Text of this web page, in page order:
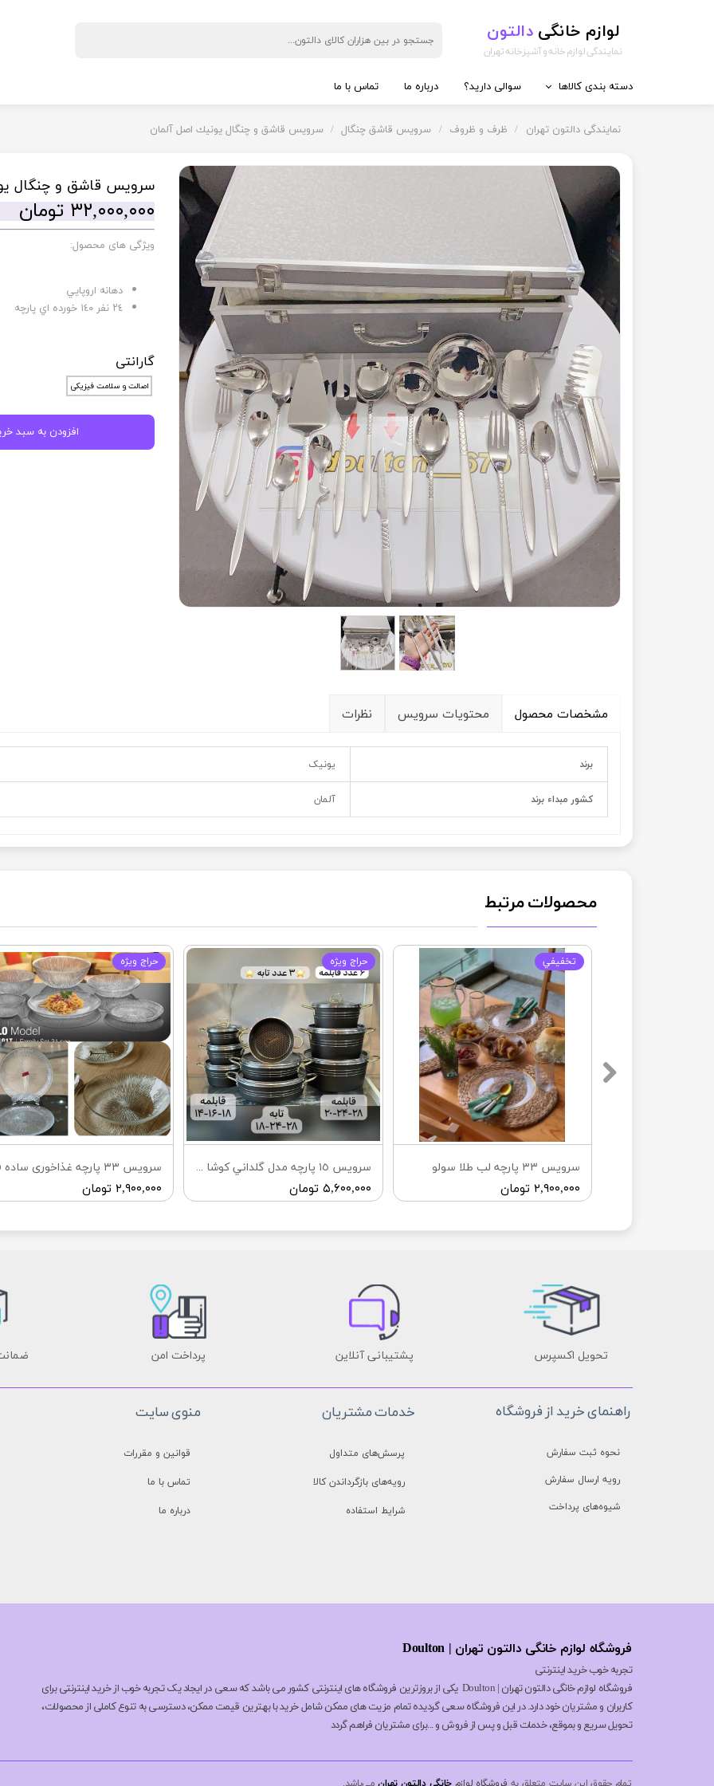
نمایندگی لوازم خانه و آشپزخانه تهران
لوازم خانگی دالتون
دسته بندی کالاها
◼️ آماده سازی غذا
مخلوط کن
خردکن
غذاساز
همزن
چرخ گوشت
سالاد ساز
آسیاب
◼️ تهیه و نگهداری نوشیدنی
آب سردکن
قهوه ساز
اسپرسوساز
کتری قوری
آبمیوه گیری
◼️ پخت و پز
کباب پز
سرخ کن
زودپر
آون توستر
گریل
◼️ لوازم منزل
جارو
بخار شوی
چرخ خیاطی
◼️ تجهیزات آشپرخانه
اجاق گاز مبله
اجاق گاز صفحه ای
هود آشپزخانه
فر توکار
◼️ ظرف و ظروف
قابلمه
سوالی دارید؟ درباره ما تماس با ما
نمایندگی دالتون تهران ظرف و ظروف سرویس قاشق چنگال سرويس قاشق و چنگال يونيك اصل آلمان
سرويس قاشق و چنگال
۳۲,۰۰۰,۰۰۰ تومان
ویژگی های محصول:
دهانه اروپايي
٢٤ نفر ١٤٠ خورده اي پارچه
گارانتی
اصالت و سلامت فیزیکی
افزودن به سبد
مشخصات محصول محتویات سرویس نظرات
برند یونیک
کشور مبداء برند آلمان
محصولات مرتبط
۲,۹۰۰,۰۰۰ تومان
حراج ويژه
سرويس ١٥ پارچه مدل گلداني كوشا ٣ تابه
۵,۶۰۰,۰۰۰ تومان
حراج ويژه
سرويس ٣٣ پارچه لب طلا سولو
۲,۹۰۰,۰۰۰ تومان
تخفيفي
فروشگاه لوازم خانگی دالتون تهران | Doulton
تجربه خوب خرید اینترنتی
فروشگاه لوازم خانگی دالتون تهران | Doulton یکی از بروزترین فروشگاه های اینترنتی کشور می باشد که سعی در ایجاد یک تجربه خوب از خرید اینترنتی برای
کاربران و مشتریان خود دارد. در این فروشگاه سعی گردیده تمام مزیت های ممکن شامل خرید با بهترین قیمت ممکن، دسترسی به تنوع کاملی از محصولات،
تحویل سریع و بموقع، خدمات قبل و پس از فروش و ...برای مشتریان فراهم گردد
تحویل اکسپرس پشتیبانی آنلاین پرداخت امن
راهنمای خرید از فروشگاه
نحوه ثبت سفارش
رویه ارسال سفارش
شیوه‌های پرداخت
خدمات مشتریان
پرسش‌های متداول
رویه‌های بازگرداندن کالا
شرایط استفاده
منوی سایت
قوانین و مقررات
تماس با ما
درباره ما